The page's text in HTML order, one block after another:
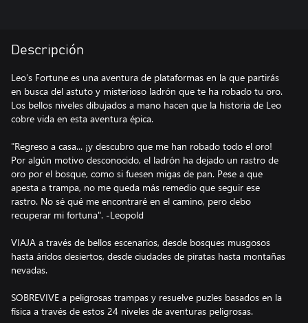
Descripción
Leo’s Fortune es una aventura de plataformas en la que partirás
en busca del astuto y misterioso ladrón que te ha robado tu oro.
Los bellos niveles dibujados a mano hacen que la historia de Leo
cobre vida en esta aventura épica.
"Regreso a casa... ¡y descubro que me han robado todo el oro!
Por algún motivo desconocido, el ladrón ha dejado un rastro de
oro por el bosque, como si fuesen migas de pan. Pese a que
apesta a trampa, no me queda más remedio que seguir ese
rastro. No sé qué me encontraré en el camino, pero debo
recuperar mi fortuna". -Leopold
VIAJA a través de bellos escenarios, desde bosques musgosos
hasta áridos desiertos, desde ciudades de piratas hasta montañas
nevadas.
SOBREVIVE a peligrosas trampas y resuelve puzles basados en la
física a través de estos 24 niveles de aventuras peligrosas.